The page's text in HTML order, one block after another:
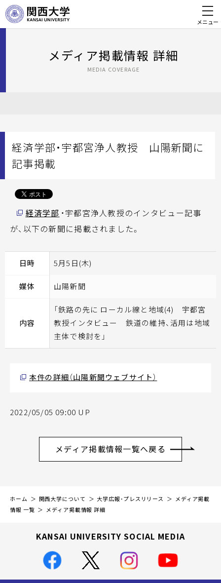
メニュー
メディア掲載情報 詳細
MEDIA COVERAGE
経済学部・宇都宮浄人教授 山陽新聞に
記事掲載
経済学部 ・宇都宮浄人教授のインタビュー記事
が、以下の新聞に掲載されました。
日時 5月5日(木)
媒体 山陽新聞
内容
「鉄路の先に ローカル線と地域(4) 宇都宮
教授インタビュー 鉄道の維持、活用は地域
主体で検討を」
本件の詳細（山陽新聞ウェブサイト）
2022/05/05 09:00 UP
メディア掲載情報一覧へ戻る
ホーム 関西大学について 大学広報・プレスリリース
メディア掲載
情報 一覧
メディア掲載情報 詳細
KANSAI UNIVERSITY SOCIAL MEDIA